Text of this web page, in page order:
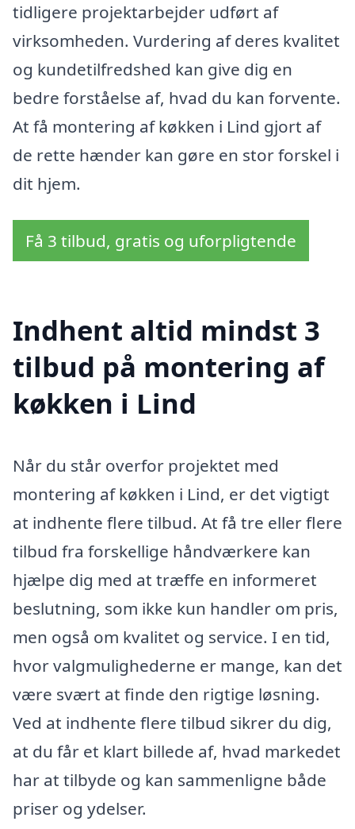
tidligere projektarbejder udført af
virksomheden. Vurdering af deres kvalitet
og kundetilfredshed kan give dig en
bedre forståelse af, hvad du kan forvente.
At få montering af køkken i Lind gjort af
de rette hænder kan gøre en stor forskel i
dit hjem.
Få 3 tilbud, gratis og uforpligtende
Indhent altid mindst 3
tilbud på montering af
køkken i Lind
Når du står overfor projektet med
montering af køkken i Lind, er det vigtigt
at indhente flere tilbud. At få tre eller flere
tilbud fra forskellige håndværkere kan
hjælpe dig med at træffe en informeret
beslutning, som ikke kun handler om pris,
men også om kvalitet og service. I en tid,
hvor valgmulighederne er mange, kan det
være svært at finde den rigtige løsning.
Ved at indhente flere tilbud sikrer du dig,
at du får et klart billede af, hvad markedet
har at tilbyde og kan sammenligne både
priser og ydelser.